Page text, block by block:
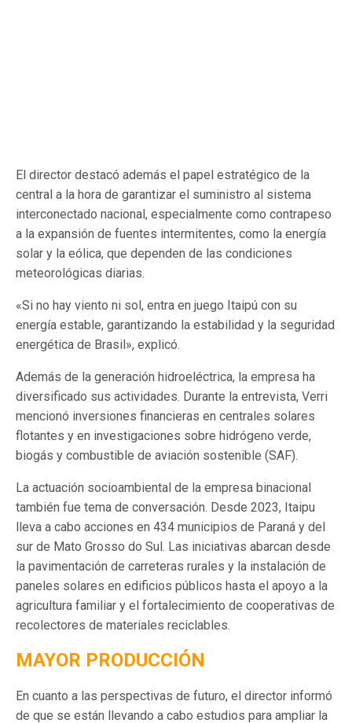
El director destacó además el papel estratégico de la
central a la hora de garantizar el suministro al sistema
interconectado nacional, especialmente como contrapeso
a la expansión de fuentes intermitentes, como la energía
solar y la eólica, que dependen de las condiciones
meteorológicas diarias.
«Si no hay viento ni sol, entra en juego Itaipú con su
energía estable, garantizando la estabilidad y la seguridad
energética de Brasil», explicó.
Además de la generación hidroeléctrica, la empresa ha
diversificado sus actividades. Durante la entrevista, Verri
mencionó inversiones financieras en centrales solares
flotantes y en investigaciones sobre hidrógeno verde,
biogás y combustible de aviación sostenible (SAF).
La actuación socioambiental de la empresa binacional
también fue tema de conversación. Desde 2023, Itaipu
lleva a cabo acciones en 434 municipios de Paraná y del
sur de Mato Grosso do Sul. Las iniciativas abarcan desde
la pavimentación de carreteras rurales y la instalación de
paneles solares en edificios públicos hasta el apoyo a la
agricultura familiar y el fortalecimiento de cooperativas de
recolectores de materiales reciclables.
MAYOR PRODUCCIÓN
En cuanto a las perspectivas de futuro, el director informó
de que se están llevando a cabo estudios para ampliar la